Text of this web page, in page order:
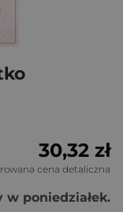
30,32 zł
cena detaliczna
poniedziałek.